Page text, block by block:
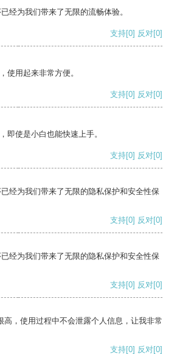
经为我们带来了无限的流畅体验。
支持[0] 反对[0]
使用起来非常方便。
支持[0] 反对[0]
即使是小白也能快速上手。
支持[0] 反对[0]
经为我们带来了无限的隐私保护和安全性保
支持[0] 反对[0]
经为我们带来了无限的隐私保护和安全性保
支持[0] 反对[0]
高，使用过程中不会泄露个人信息，让我非常
支持[0] 反对[0]